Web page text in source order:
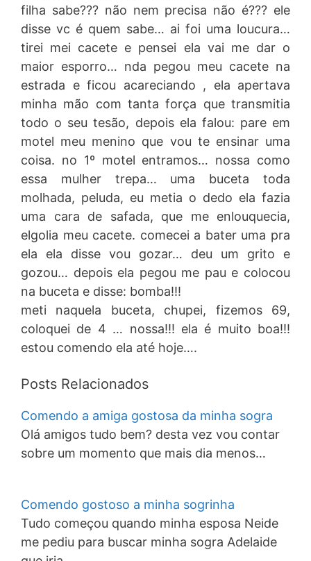
filha sabe??? não nem precisa não é??? ele
disse vc é quem sabe… ai foi uma loucura…
tirei mei cacete e pensei ela vai me dar o
maior esporro… nda pegou meu cacete na
estrada e ficou acareciando , ela apertava
minha mão com tanta força que transmitia
todo o seu tesão, depois ela falou: pare em
motel meu menino que vou te ensinar uma
coisa. no 1º motel entramos… nossa como
essa mulher trepa… uma buceta toda
molhada, peluda, eu metia o dedo ela fazia
uma cara de safada, que me enlouquecia,
elgolia meu cacete. comecei a bater uma pra
ela ela disse vou gozar… deu um grito e
gozou… depois ela pegou me pau e colocou
na buceta e disse: bomba!!!
meti naquela buceta, chupei, fizemos 69,
coloquei de 4 … nossa!!! ela é muito boa!!!
estou comendo ela até hoje….
Posts Relacionados
Comendo a amiga gostosa da minha sogra
Olá amigos tudo bem? desta vez vou contar
sobre um momento que mais dia menos…
Comendo gostoso a minha sogrinha
Tudo começou quando minha esposa Neide
me pediu para buscar minha sogra Adelaide